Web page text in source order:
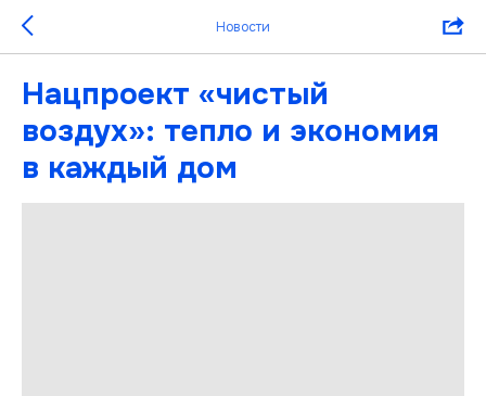
Новости
Нацпроект «чистый
воздух»: тепло и экономия
в каждый дом